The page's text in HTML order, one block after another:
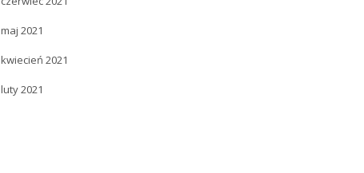
maj 2021
kwiecień 2021
luty 2021